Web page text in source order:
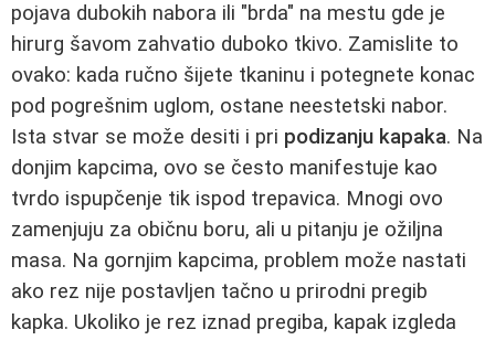
pojava dubokih nabora ili "brda" na mestu gde je
hirurg šavom zahvatio duboko tkivo. Zamislite to
ovako: kada ručno šijete tkaninu i potegnete konac
pod pogrešnim uglom, ostane neestetski nabor.
Ista stvar se može desiti i pri podizanju kapaka. Na
donjim kapcima, ovo se često manifestuje kao
tvrdo ispupčenje tik ispod trepavica. Mnogi ovo
zamenjuju za običnu boru, ali u pitanju je ožiljna
masa. Na gornjim kapcima, problem može nastati
ako rez nije postavljen tačno u prirodni pregib
kapka. Ukoliko je rez iznad pregiba, kapak izgleda